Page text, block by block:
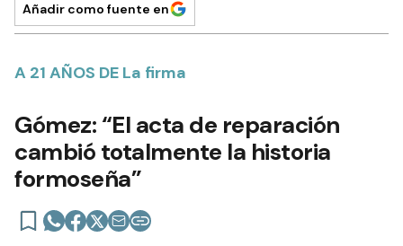
Añadir como fuente en
A 21 AÑOS DE La firma
Gómez: “El acta de reparación
cambió totalmente la historia
formoseña”